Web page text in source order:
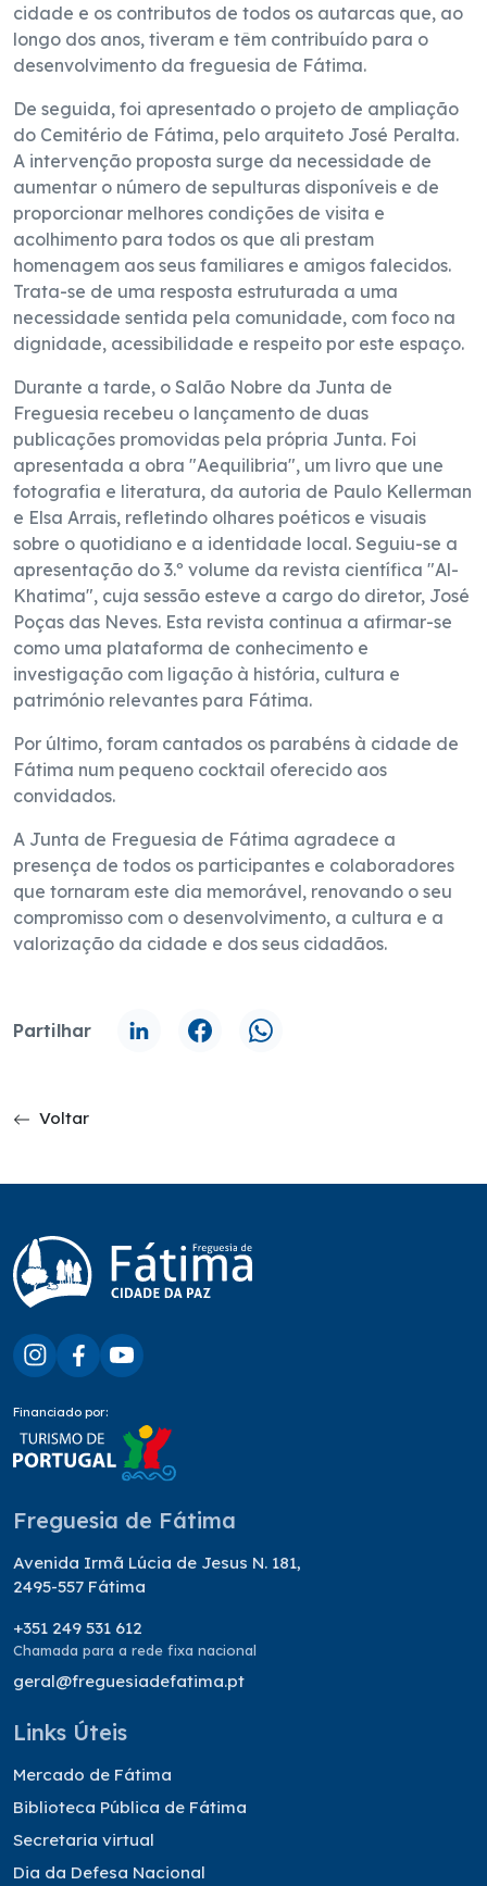
cidade e os contributos de todos os autarcas que, ao
longo dos anos, tiveram e têm contribuído para o
desenvolvimento da freguesia de Fátima.
De seguida, foi apresentado o projeto de ampliação
do Cemitério de Fátima, pelo arquiteto José Peralta.
A intervenção proposta surge da necessidade de
aumentar o número de sepulturas disponíveis e de
proporcionar melhores condições de visita e
acolhimento para todos os que ali prestam
homenagem aos seus familiares e amigos falecidos.
Trata-se de uma resposta estruturada a uma
necessidade sentida pela comunidade, com foco na
dignidade, acessibilidade e respeito por este espaço.
Durante a tarde, o Salão Nobre da Junta de
Freguesia recebeu o lançamento de duas
publicações promovidas pela própria Junta. Foi
apresentada a obra "Aequilibria", um livro que une
fotografia e literatura, da autoria de Paulo Kellerman
e Elsa Arrais, refletindo olhares poéticos e visuais
sobre o quotidiano e a identidade local. Seguiu-se a
apresentação do 3.º volume da revista científica "Al-
Khatima", cuja sessão esteve a cargo do diretor, José
Poças das Neves. Esta revista continua a afirmar-se
como uma plataforma de conhecimento e
investigação com ligação à história, cultura e
património relevantes para Fátima.
Por último, foram cantados os parabéns à cidade de
Fátima num pequeno cocktail oferecido aos
convidados.
A Junta de Freguesia de Fátima agradece a
presença de todos os participantes e colaboradores
que tornaram este dia memorável, renovando o seu
compromisso com o desenvolvimento, a cultura e a
valorização da cidade e dos seus cidadãos.
Partilhar
Voltar
Financiado por:
Freguesia de Fátima
Avenida Irmã Lúcia de Jesus N. 181,
2495-557 Fátima
+351 249 531 612
Chamada para a rede fixa nacional
geral@freguesiadefatima.pt
Links Úteis
Mercado de Fátima
Biblioteca Pública de Fátima
Secretaria virtual
Dia da Defesa Nacional